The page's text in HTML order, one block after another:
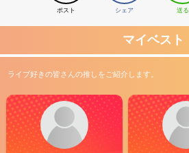
ポスト シェア 送る
マイベスト
ライブ好きの皆さんの推しをご紹介します。